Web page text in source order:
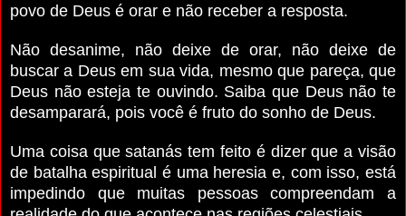
povo de Deus é orar e não receber a resposta.
Não desanime, não deixe de orar, não deixe de
buscar a Deus em sua vida, mesmo que pareça, que
Deus não esteja te ouvindo. Saiba que Deus não te
desamparará, pois você é fruto do sonho de Deus.
Uma coisa que satanás tem feito é dizer que a visão
de batalha espiritual é uma heresia e, com isso, está
impedindo que muitas pessoas compreendam a